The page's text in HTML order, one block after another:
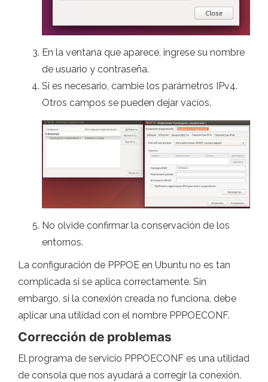
En la ventana que aparece, ingrese su nombre
de usuario y contraseña.
Si es necesario, cambie los parámetros IPv4.
Otros campos se pueden dejar vacíos.
No olvide confirmar la conservación de los
entornos.
La configuración de PPPOE en Ubuntu no es tan
complicada si se aplica correctamente. Sin
embargo, si la conexión creada no funciona, debe
aplicar una utilidad con el nombre PPPOECONF.
Corrección de problemas
El programa de servicio PPPOECONF es una utilidad
de consola que nos ayudará a corregir la conexión.